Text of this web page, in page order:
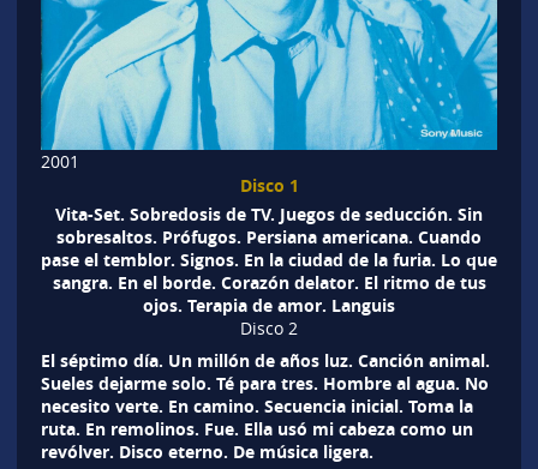
2001
Disco 1
Vita-Set. Sobredosis de TV. Juegos de seducción. Sin
sobresaltos. Prófugos. Persiana americana. Cuando
pase el temblor. Signos. En la ciudad de la furia. Lo que
sangra. En el borde. Corazón delator. El ritmo de tus
ojos. Terapia de amor. Languis
Disco 2
El séptimo día. Un millón de años luz. Canción animal.
Sueles dejarme solo. Té para tres. Hombre al agua. No
necesito verte. En camino. Secuencia inicial. Toma la
ruta. En remolinos. Fue. Ella usó mi cabeza como un
revólver. Disco eterno. De música ligera.